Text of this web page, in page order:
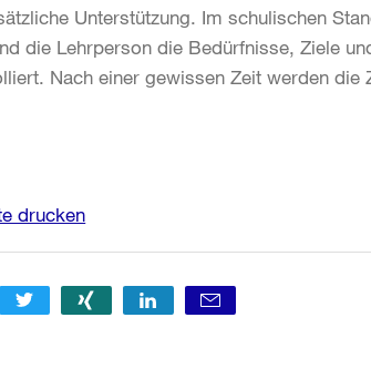
Unterstützung. Im schulischen
die Lehrperson die Bedürfnisse, Ziele
Nach einer gewissen Zeit werden die
drucken